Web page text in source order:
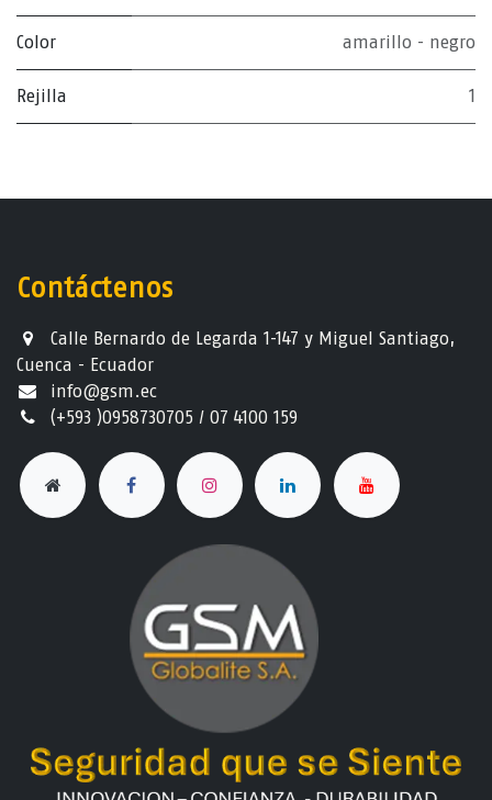
Color amarillo - negro
Rejilla 1
Contáctenos
Calle Bernardo de Legarda 1-147 y Miguel Santiago,
Cuenca - Ecuador
info@gsm.ec​
(+593 )0958730705 / 07 4100 159